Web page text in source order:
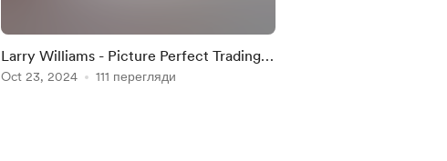
Larry Williams - Picture Perfect Trading
Entry Techniques
Oct 23, 2024 111 перегляди